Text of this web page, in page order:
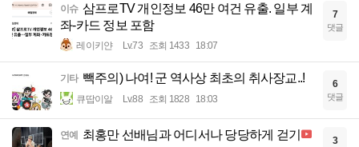
이슈 삼프로TV 개인정보 46만 여건 유출. 일부 계
좌-카드 정보 포함
레이키얀 Lv.73 조회 1433 18:07
7
댓글
기타 빽주의) 나여! 군 역사상 최초의 취사장교..!
큐땁이알 Lv.88 조회 1828 18:03
6
댓글
연예 최홍만 선배님과 어디서나 당당하게 걷기 3